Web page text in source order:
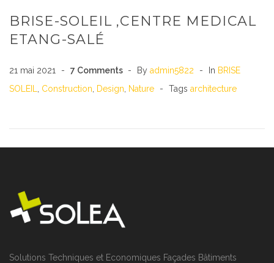
BRISE-SOLEIL ,CENTRE MEDICAL
ETANG-SALÉ
21 mai 2021 7 Comments By admin5822 In BRISE
SOLEIL, Construction, Design, Nature Tags architecture
Solutions Techniques et Economiques Façades Bâtiments